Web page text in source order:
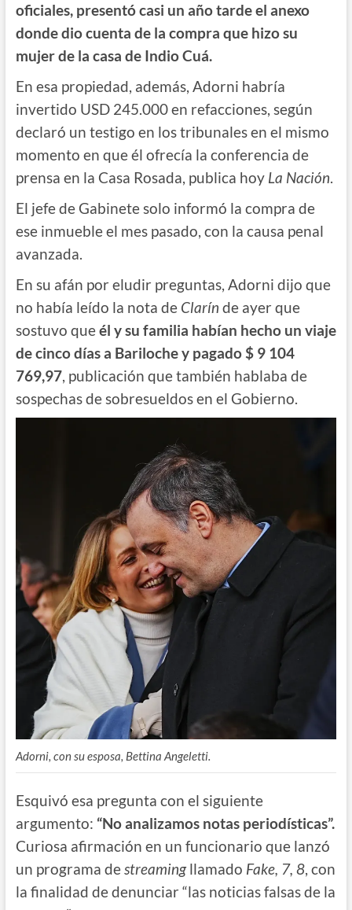
oficiales, presentó casi un año tarde el anexo
donde dio cuenta de la compra que hizo su
mujer de la casa de Indio Cuá.
En esa propiedad, además, Adorni habría
invertido USD 245.000 en refacciones, según
declaró un testigo en los tribunales en el mismo
momento en que él ofrecía la conferencia de
prensa en la Casa Rosada, publica hoy La Nación.
El jefe de Gabinete solo informó la compra de
ese inmueble el mes pasado, con la causa penal
avanzada.
En su afán por eludir preguntas, Adorni dijo que
no había leído la nota de Clarín de ayer que
sostuvo queél y su familia habían hecho un viaje
de cinco días a Bariloche y pagado $ 9 104
769,97, publicación que también hablaba de
sospechas de sobresueldos en el Gobierno.
Adorni, con su esposa, Bettina Angeletti.
Esquivó esa pregunta con el siguiente
argumento: “No analizamos notas periodísticas”.
Curiosa afirmación en un funcionario que lanzó
un programa destreamingllamado Fake, 7, 8, con
la finalidad de denunciar “las noticias falsas de la